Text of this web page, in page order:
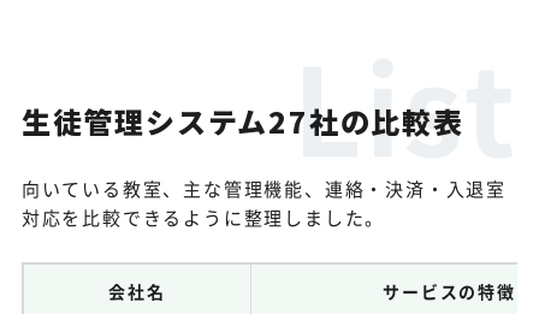
生徒管理システム27社の比較表
向いている教室、主な管理機能、連絡・決済・入退室
対応を比較できるように整理しました。
会社名 サービスの特徴